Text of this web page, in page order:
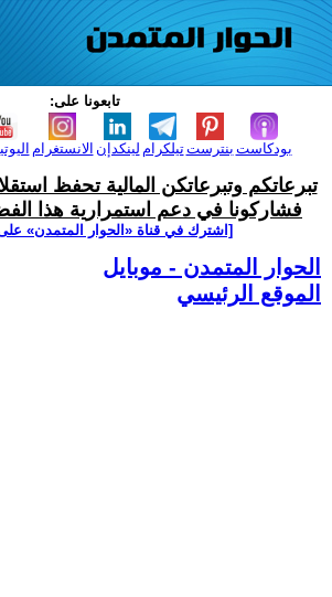
تابعونا على:
الانستغرام لينكدإن تيلكرامبنترست بودكاست
تبرعاتكم وتبرعاتكن المالية تحفظ
فشاركونا في دعم استمرارية هذا
[اشترك في قناة ‫«الحوار المتمدن»
الحوار المتمدن - موبايل
الموقع الرئيسي